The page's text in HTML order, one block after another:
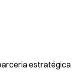
estratégica